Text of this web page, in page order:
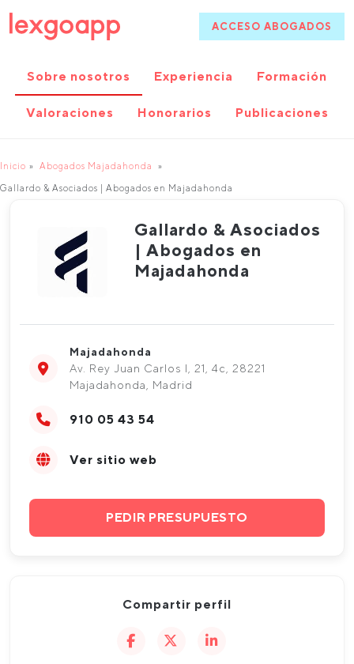
ACCESO ABOGADOS
Sobre nosotros Experiencia Formación
Valoraciones Honorarios Publicaciones
Inicio Abogados Majadahonda
Gallardo & Asociados | Abogados en Majadahonda
Gallardo & Asociados
| Abogados en
Majadahonda
Majadahonda
Av. Rey Juan Carlos I, 21, 4c, 28221
Majadahonda, Madrid
910 05 43 54
Ver sitio web
PEDIR PRESUPUESTO
Compartir perfil